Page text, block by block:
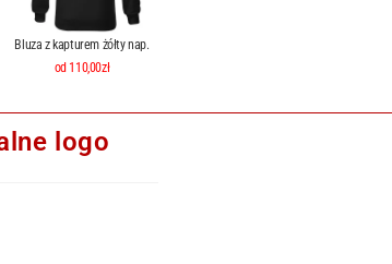
Bluza z kapturem żółty nap.
od 110,00zł
logo